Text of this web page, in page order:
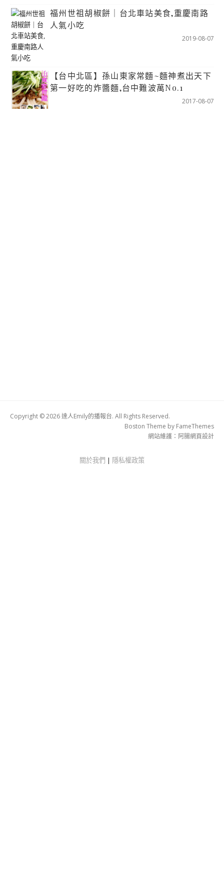
福州世祖胡椒餅｜台北車站美食,重慶南路
人氣小吃
2019-08-07
【台中北區】孫山東家常麵~麵神煮出天下
第一好吃的炸醬麵,台中難波萬No.1
2017-08-07
Copyright © 2026 達人Emily的播報台. All Rights Reserved.
Boston Theme by FameThemes
網站維護： 阿腸網頁設計
關於我們 | 隱私權政策